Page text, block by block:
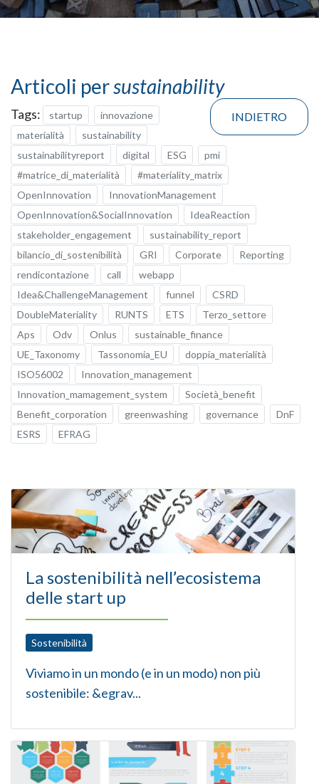
Articoli persustainability
INDIETRO
Tags: startup
innovazione
materialità
sustainability
sustainabilityreport
digital ESG
pmi
#matrice_di_materialità
#materiality_matrix
OpenInnovation
InnovationManagement
OpenInnovation&SocialInnovation
IdeaReaction
stakeholder_engagement
sustainability_report
bilancio_di_sostenibilità
GRI Corporate
Reporting
rendicontazione
call
webapp
Idea&ChallengeManagement
funnel
CSRD
DoubleMateriality
RUNTS ETS
Terzo_settore
Aps
Odv Onlus
sustainable_finance
UE_Taxonomy
Tassonomia_EU
doppia_materialità
ISO56002
Innovation_management
Innovation_mamagement_system
Società_benefit
Benefit_corporation
greenwashing governance
DnF
ESRS
EFRAG
La sostenibilità nell’ecosistema
delle start up
Sostenibilità
Viviamo in un mondo (e in un modo) non più
sostenibile: &egrav...